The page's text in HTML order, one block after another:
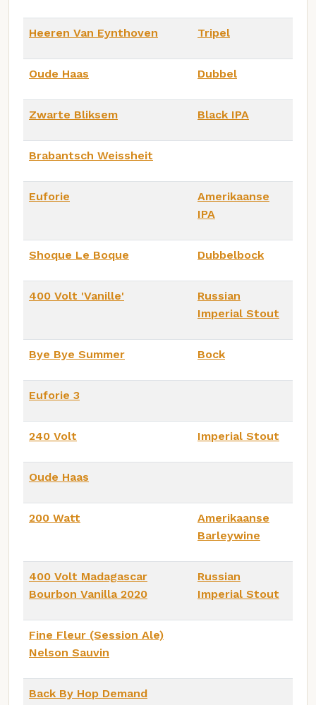
Heeren Van Eynthoven Tripel
Oude Haas Dubbel
Zwarte Bliksem Black IPA
Brabantsch Weissheit
Euforie
Amerikaanse
IPA
Shoque Le Boque Dubbelbock
400 Volt 'Vanille'
Russian
Imperial Stout
Bye Bye Summer Bock
Euforie 3
240 Volt Imperial Stout
Oude Haas
200 Watt
Amerikaanse
Barleywine
400 Volt Madagascar
Bourbon Vanilla 2020
Russian
Imperial Stout
Fine Fleur (Session Ale)
Nelson Sauvin
Back By Hop Demand